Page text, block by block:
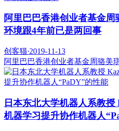
阿里巴巴香港创业者基金
环境跟4年前已是两回事
创客猫·2019-11-13
阿里巴巴香港创业者基金周骆美
日本东北大学机器人系教授
机器学习提升协作机器人